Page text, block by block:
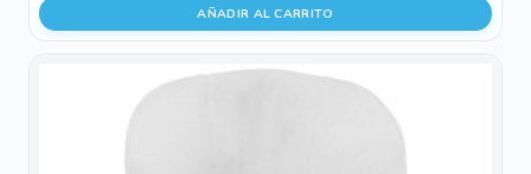
AÑADIR AL CARRITO